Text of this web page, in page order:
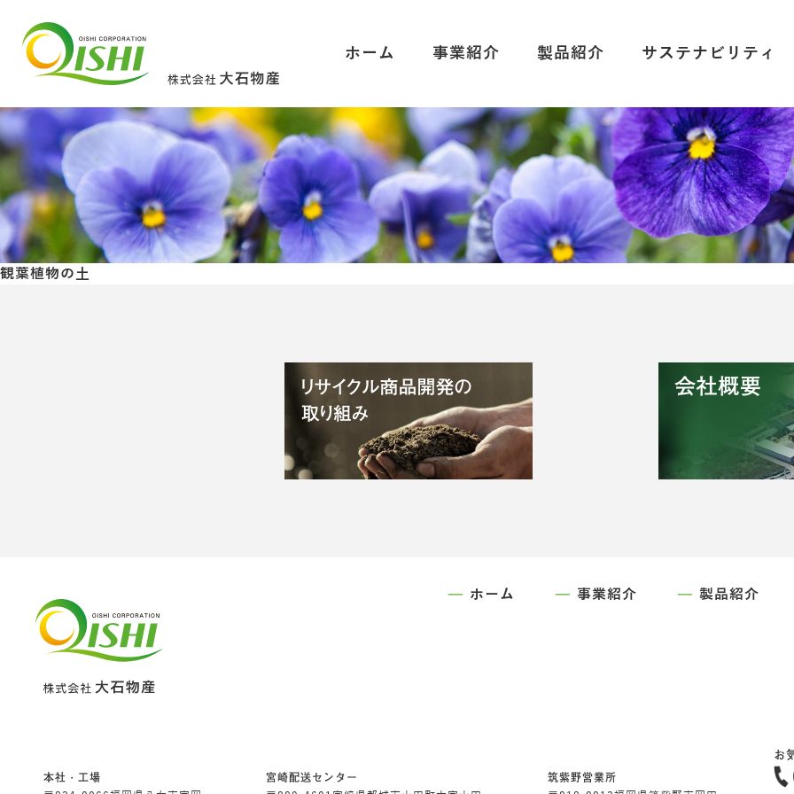
ホーム 事業紹介 製品紹介 サステナビリティ
観葉植物の土
ホーム 事業紹介 製品紹介
本社・工場 宮崎配送センター 筑紫野営業所
お